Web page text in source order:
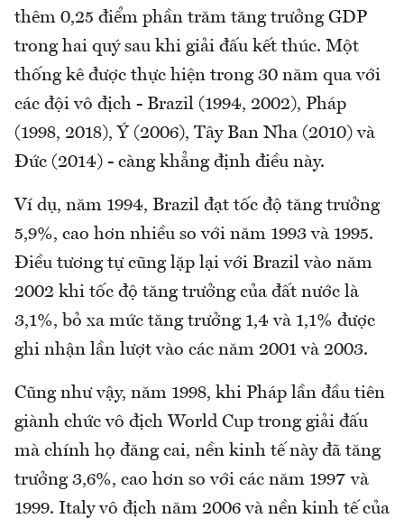
thêm 0,25 điểm phần trăm tăng trưởng GDP
trong hai quý sau khi giải đấu kết thúc. Một
thống kê được thực hiện trong 30 năm qua với
các đội vô địch - Brazil (1994, 2002), Pháp
(1998, 2018), Ý (2006), Tây Ban Nha (2010) và
Đức (2014) - càng khẳng định điều này.
Ví dụ, năm 1994, Brazil đạt tốc độ tăng trưởng
5,9%, cao hơn nhiều so với năm 1993 và 1995.
Điều tương tự cũng lặp lại với Brazil vào năm
2002 khi tốc độ tăng trưởng của đất nước là
3,1%, bỏ xa mức tăng trưởng 1,4 và 1,1% được
ghi nhận lần lượt vào các năm 2001 và 2003.
Cũng như vậy, năm 1998, khi Pháp lần đầu tiên
giành chức vô địch World Cup trong giải đấu
mà chính họ đăng cai, nền kinh tế này đã tăng
trưởng 3,6%, cao hơn so với các năm 1997 và
1999. Italy vô địch năm 2006 và nền kinh tế của